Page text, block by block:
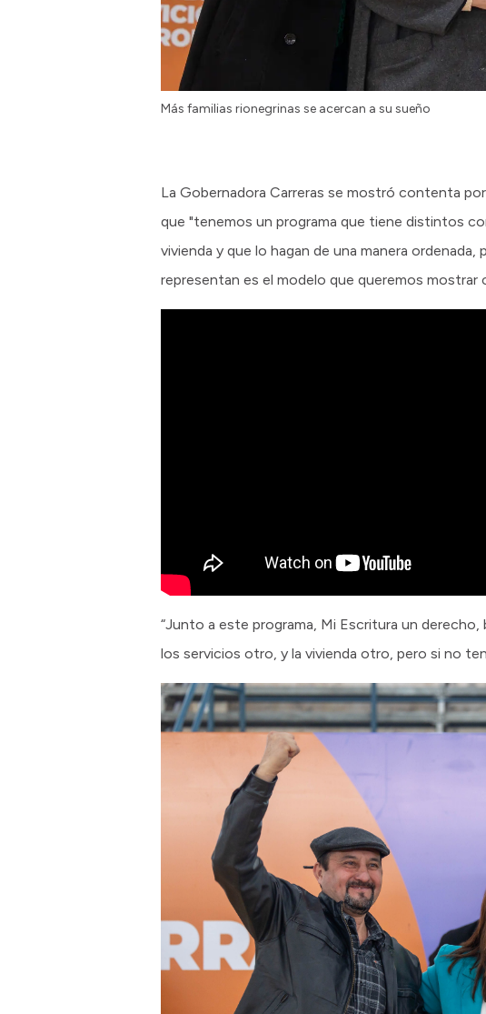
Más familias rionegrinas se acercan a su sueño
La Gobernadora Carreras se mostró contenta
que "tenemos un programa que tiene distintos
vivienda y que lo hagan de una manera
representan es el modelo que queremos mostrar
“Junto a este programa, Mi Escritura un
los servicios otro, y la vivienda otro, pero si no